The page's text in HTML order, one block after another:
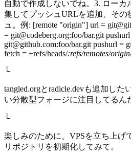
自動で作成しないでね。3. ローカ
集してプッシュURLを追加、その
ュ。例: [remote "origin"] url =
= git@codeberg.org:foo/bar.git
git@github.com:foo/bar.git pushurl =
fetch = +refs/heads/:refs/remotes/
└
tangled.orgとradicle.devも追加し
い分散型フォージに注目してるん
└
楽しみのために、VPSを立ち上げ
リポジトリを初期化してみて。